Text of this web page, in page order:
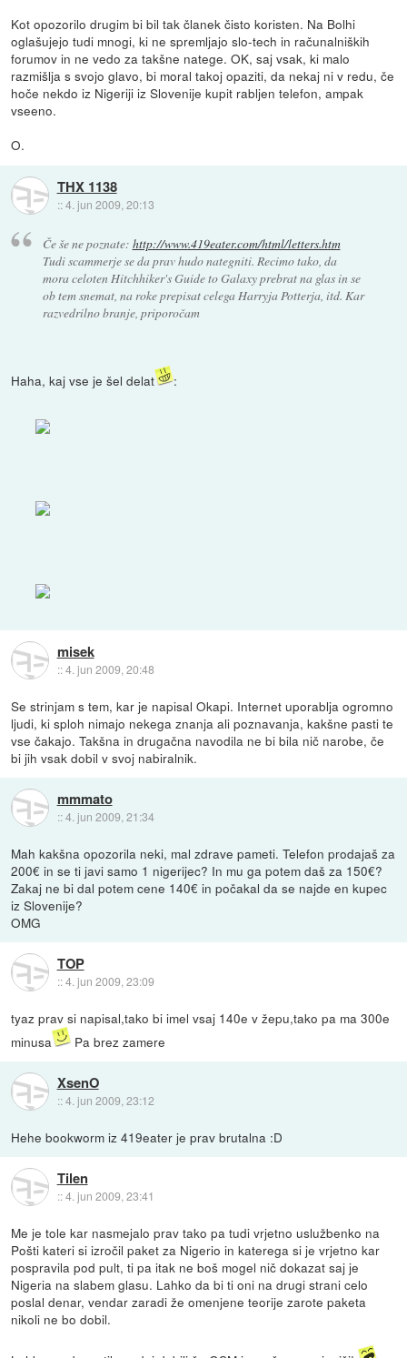
Kot opozorilo drugim bi bil tak članek čisto koristen. Na Bolhi
oglašujejo tudi mnogi, ki ne spremljajo slo-tech in računalniških
forumov in ne vedo za takšne natege. OK, saj vsak, ki malo
razmišlja s svojo glavo, bi moral takoj opaziti, da nekaj ni v redu, če
hoče nekdo iz Nigeriji iz Slovenije kupit rabljen telefon, ampak
vseeno.
O.
THX 1138
::4. jun 2009, 20:13
Če še ne poznate: http://www.419eater.com/html/letters.htm
Tudi scammerje se da prav hudo nategniti. Recimo tako, da
mora celoten Hitchhiker's Guide to Galaxy prebrat na glas in se
ob tem snemat, na roke prepisat celega Harryja Potterja, itd. Kar
razvedrilno branje, priporočam
Haha, kaj vse je šel delat :
misek
::4. jun 2009, 20:48
Se strinjam s tem, kar je napisal Okapi. Internet uporablja ogromno
ljudi, ki sploh nimajo nekega znanja ali poznavanja, kakšne pasti te
vse čakajo. Takšna in drugačna navodila ne bi bila nič narobe, če
bi jih vsak dobil v svoj nabiralnik.
mmmato
::4. jun 2009, 21:34
Mah kakšna opozorila neki, mal zdrave pameti. Telefon prodajaš za
200€ in se ti javi samo 1 nigerijec? In mu ga potem daš za 150€?
Zakaj ne bi dal potem cene 140€ in počakal da se najde en kupec
iz Slovenije?
OMG
TOP
::4. jun 2009, 23:09
tyaz prav si napisal,tako bi imel vsaj 140e v žepu,tako pa ma 300e
minusa
Pa brez zamere
XsenO
::4. jun 2009, 23:12
Hehe bookworm iz 419eater je prav brutalna :D
Tilen
::4. jun 2009, 23:41
Me je tole kar nasmejalo prav tako pa tudi vrjetno uslužbenko na
Pošti kateri si izročil paket za Nigerio in katerega si je vrjetno kar
pospravila pod pult, ti pa itak ne boš mogel nič dokazat saj je
Nigeria na slabem glasu. Lahko da bi ti oni na drugi strani celo
poslal denar, vendar zaradi že omenjene teorije zarote paketa
nikoli ne bo dobil.